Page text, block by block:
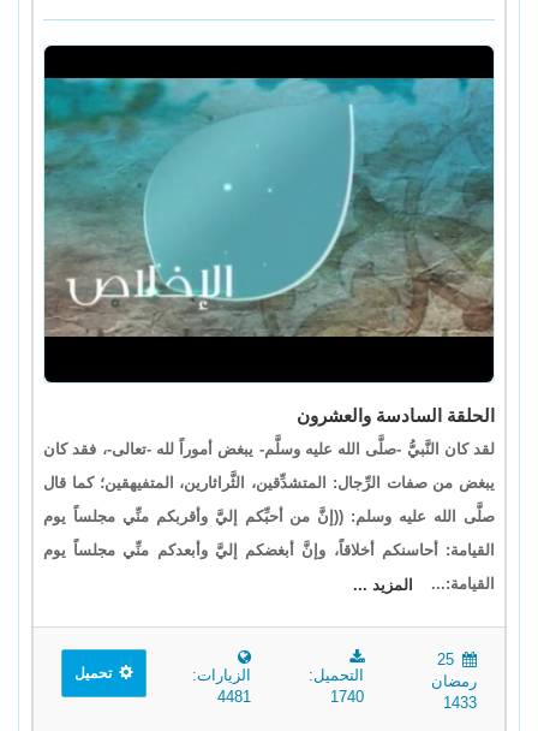
الحلقة السادسة والعشرون
لقد كان النَّبيُّ -صلَّى الله عليه وسلَّم- يبغض أموراً لله -تعالى-، فقد كان
يبغض من صفات الرِّجال: المتشدِّقين، الثَّراثارين، المتفيهقين؛ كما قال
صلَّى الله عليه وسلم: ((إنَّ من أحبِّكم إليَّ وأقربكم منِّي مجلساً يوم
القيامة: أحاسنكم أخلاقاً، وإنَّ أبغضكم إليَّ وأبعدكم منِّي مجلساً يوم
القيامة:...
المزيد ...
25
رمضان
1433
التحميل:
1740
الزيارات:
4481
تحميل